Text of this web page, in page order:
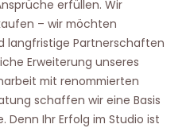
erfüllen. Wir
– wir möchten
langfristige Partnerschaften
Erweiterung unseres
mit renommierten
schaffen wir eine Basis
Denn Ihr Erfolg im Studio ist